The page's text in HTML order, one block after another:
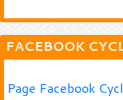
FACEBOOK
Page Facebook